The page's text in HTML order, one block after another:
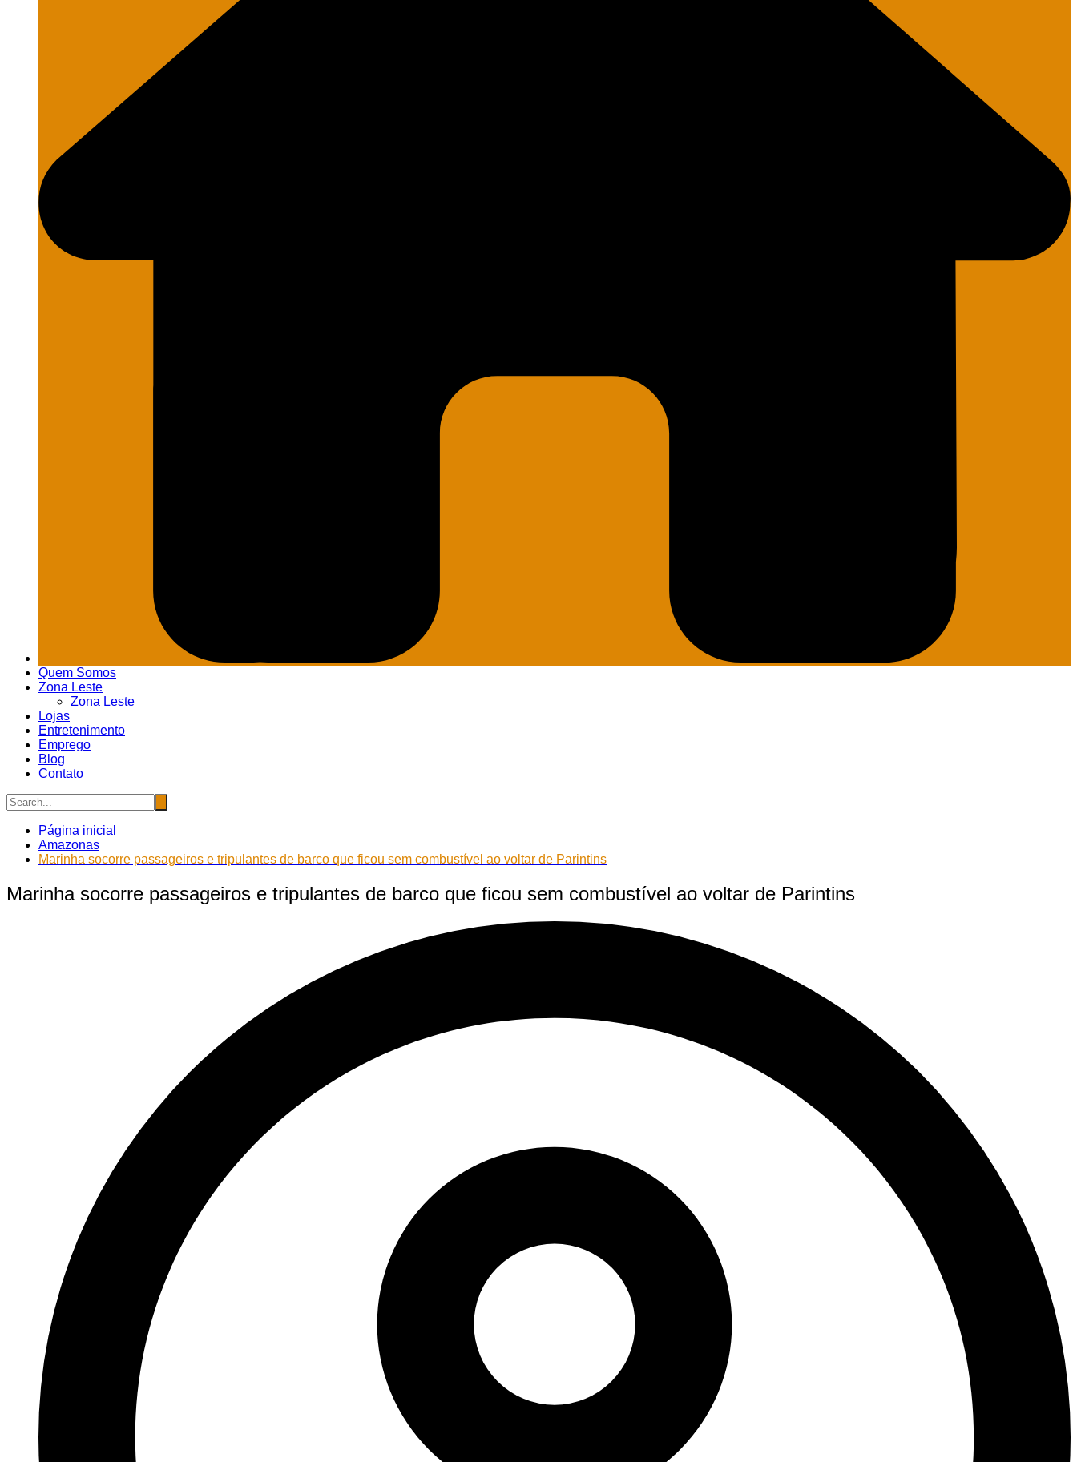
Quem Somos
Zona Leste
Zona Leste
Lojas
Entretenimento
Emprego
Blog
Contato
Página inicial
Amazonas
Marinha socorre passageiros e tripulantes de barco que ficou sem combustível ao voltar de Parintins
Marinha socorre passageiros e tripulantes de barco que ficou sem combustível ao voltar de Parintins